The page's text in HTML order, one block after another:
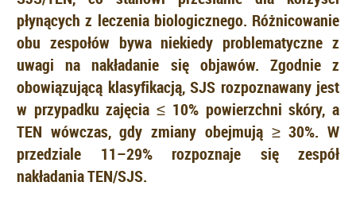
płynących z leczenia biologicznego. Różnicowanie
obu zespołów bywa niekiedy problematyczne z
uwagi na nakładanie się objawów. Zgodnie z
obowiązującą klasyfikacją, SJS rozpoznawany jest
w przypadku zajęcia ≤ 10% powierzchni skóry, a
TEN wówczas, gdy zmiany obejmują ≥ 30%. W
przedziale 11–29% rozpoznaje się zespół
nakładania TEN/SJS.